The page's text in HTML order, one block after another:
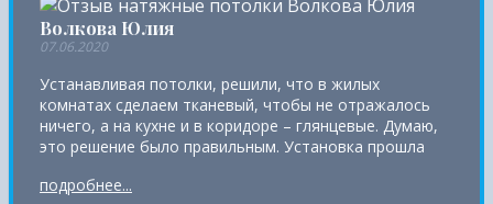
Волкова Юлия
07.06.2020
Устанавливая потолки, решили, что в жилых
комнатах сделаем тканевый, чтобы не отражалось
ничего, а на кухне и в коридоре – глянцевые. Думаю,
это решение было правильным. Установка прошла
сказать сложно. Лично мне больше нравятся
подробнее...